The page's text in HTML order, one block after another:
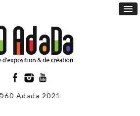
Adada 2021